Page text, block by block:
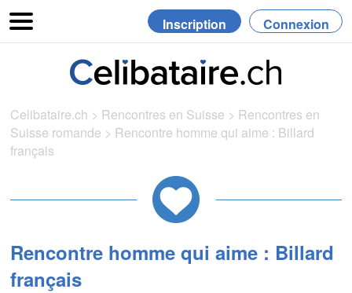
Inscription Connexion
Celibataire.ch > Rencontres en Suisse > Rencontres en
Suisse romande > Rencontre homme qui aime : Billard
français
Rencontre homme qui aime : Billard
français